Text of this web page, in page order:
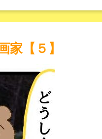
【５】